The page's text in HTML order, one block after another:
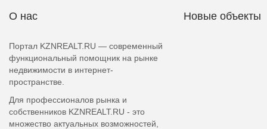
О нас
Портал KZNREALT.RU — современный
функциональный помощник на рынке
недвижимости в интернет-
пространстве.
Для профессионалов рынка и
собственников KZNREALT.RU - это
множество актуальных возможностей,
Новые объекты